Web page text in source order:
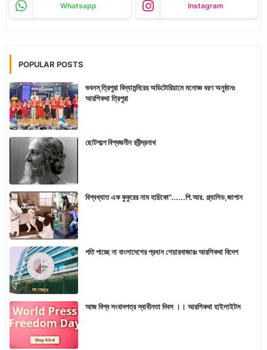
Whatsapp Instagram
POPULAR POSTS
ভবনস্ ত্রিপুরা বিদ্যামন্দিরের অডিটোরিয়ামে মনোজ্ঞ বরণ অনুষ্ঠানঃ
আরশিকথা ত্রিপুরা
ছোটগল্পে বিশ্বজনীন রবীন্দ্রনাথ
বিশ্বখ্যাত এক কুকুরের নাম হাচিকো"......পি.আর. প্ল্যাসিড,জাপান
গতি পাচ্ছে না বাংলাদেশের প্রধান শেয়ারবাজারঃ আরশিকথা বিদেশ
আজ বিশ্ব সংবাদপত্র স্বাধীনতা দিবস ।। আরশিকথা হাইলাইটস